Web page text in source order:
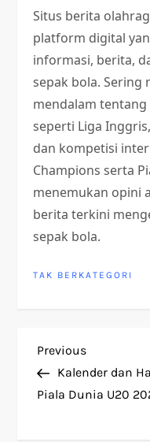
Situs berita
platform digital
informasi, berita,
sepak bola. Sering
mendalam
seperti Liga
dan kompetisi
Champions serta
menemukan opini
berita terkini
sepak bola.
TAK BERKATEGORI
P
o
Previous
Post
Previous
Kalender dan
Piala Dunia U20